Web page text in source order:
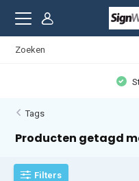
Tags
Producten getagd
Filters